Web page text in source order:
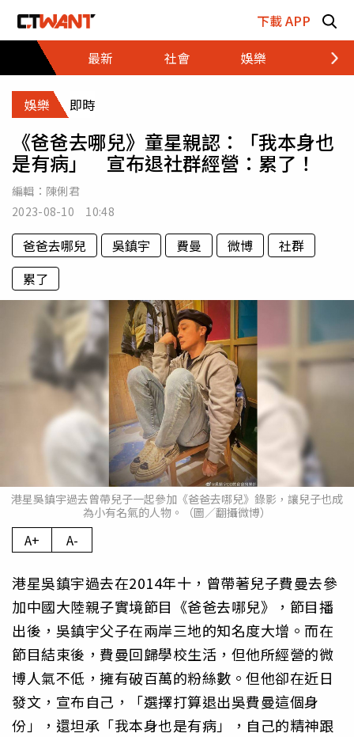
下載 APP
最新
社會 娛樂 財經
娛樂 即時
《爸爸去哪兒》童星親認：「我本身也
是有病」 宣布退社群經營：累了！
編輯： 陳俐君
2023-08-10 10:48
爸爸去哪兒 吳鎮宇 費曼 微博
社群
累了
港星吳鎮宇過去曾帶兒子一起參加《爸爸去哪兒》錄影，讓兒子也成
為小有名氣的人物。（圖／翻攝微博）
A+ A-
港星吳鎮宇過去在2014年十，曾帶著兒子費曼去參
加中國大陸親子實境節目《爸爸去哪兒》，節目播
出後，吳鎮宇父子在兩岸三地的知名度大增。而在
節目結束後，費曼回歸學校生活，但他所經營的微
博人氣不低，擁有破百萬的粉絲數。但他卻在近日
發文，宣布自己，「選擇打算退出吳費曼這個身
份」，還坦承「我本身也是有病」，自己的精神跟